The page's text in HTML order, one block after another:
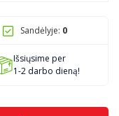
Sandėlyje: 0
Išsiųsime per
1-2 darbo dieną!